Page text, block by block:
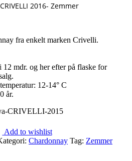
2016- Zemmer
fra enkelt marken Crivelli.
mdr. og her efter på flaske for
12-14° C
år.
Add to wishlist
Chardonnay Tag: Zemmer